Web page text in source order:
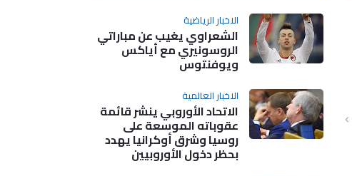
الاخبار الرياضية
الشعراوي يغيب عن مباراتي
الروسونيري مع أياكس
ويوفنتوس
الاخبار العالمية
الاتحاد الأوروبي ينشر قائمة
عقوباته الموسعة على
روسيا وشرق أوكرانيا يهدد
بحظر دخول الأوروبيين